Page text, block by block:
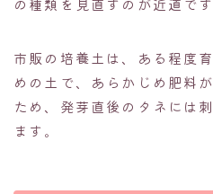
市販の培養土は、ある程度
めの土で、あらかじめ肥料
ため、発芽直後のタネには
ます。